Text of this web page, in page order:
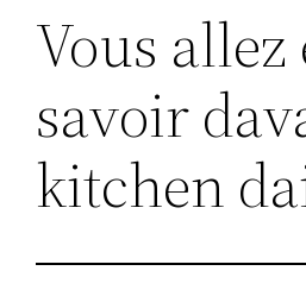
Vous allez
savoir
kitchen